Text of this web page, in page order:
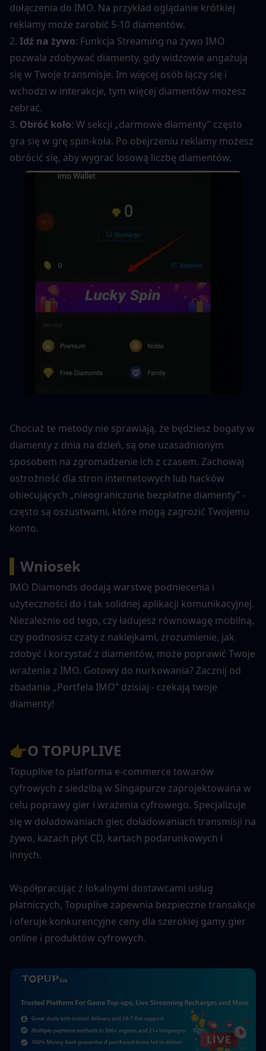
dołączenia do IMO. Na przykład oglądanie krótkiej
reklamy może zarobić 5-10 diamentów.
2. Idź na żywo: Funkcja Streaming na żywo IMO
pozwala zdobywać diamenty, gdy widzowie angażują
się w Twoje transmisje. Im więcej osób łączy się i
wchodzi w interakcje, tym więcej diamentów możesz
zebrać.
3. Obróć koło: W sekcji „darmowe diamenty” często
gra się w grę spin-koła. Po obejrzeniu reklamy możesz
obrócić się, aby wygrać losową liczbę diamentów.
Chociaż te metody nie sprawiają, że będziesz bogaty w
diamenty z dnia na dzień, są one uzasadnionym
sposobem na zgromadzenie ich z czasem. Zachowaj
ostrożność dla stron internetowych lub hacków
obiecujących „nieograniczone bezpłatne diamenty” -
często są oszustwami, które mogą zagrozić Twojemu
konto.
Wniosek
IMO Diamonds dodają warstwę podniecenia i
użyteczności do i tak solidnej aplikacji komunikacyjnej.
Niezależnie od tego, czy ładujesz równowagę mobilną,
czy podnosisz czaty z naklejkami, zrozumienie, jak
zdobyć i korzystać z diamentów, może poprawić Twoje
wrażenia z IMO. Gotowy do nurkowania? Zacznij od
zbadania „Portfela IMO” dzisiaj - czekają twoje
diamenty!
👉O TOPUPLIVE
Topuplive to platforma e-commerce towarów
cyfrowych z siedzibą w Singapurze zaprojektowana w
celu poprawy gier i wrażenia cyfrowego. Specjalizuje
się w doładowaniach gier, doładowaniach transmisji na
żywo, kazach płyt CD, kartach podarunkowych i
innych.
Współpracując z lokalnymi dostawcami usług
płatniczych, Topuplive zapewnia bezpieczne transakcje
i oferuje konkurencyjne ceny dla szerokiej gamy gier
online i produktów cyfrowych.